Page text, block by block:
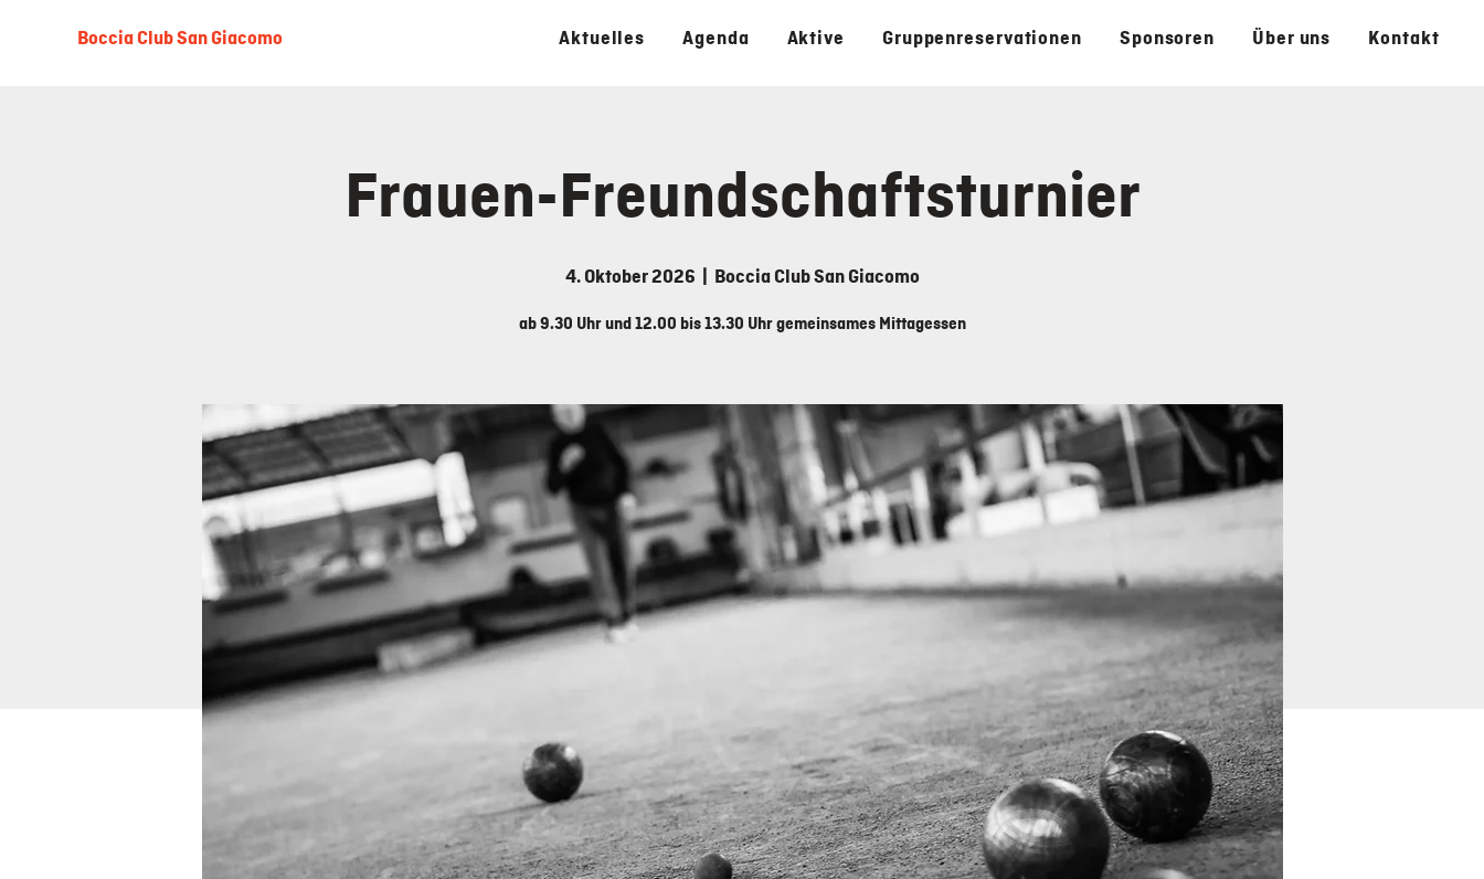
Boccia Club San Giacomo Aktuelles Agenda Aktive Gruppenreservationen Sponsoren Über uns Kontakt
Frauen-Freundschaftsturnier
4. Oktober 2026 Boccia Club San Giacomo
ab 9.30 Uhr und 12.00 bis 13.30 Uhr gemeinsames Mittagessen